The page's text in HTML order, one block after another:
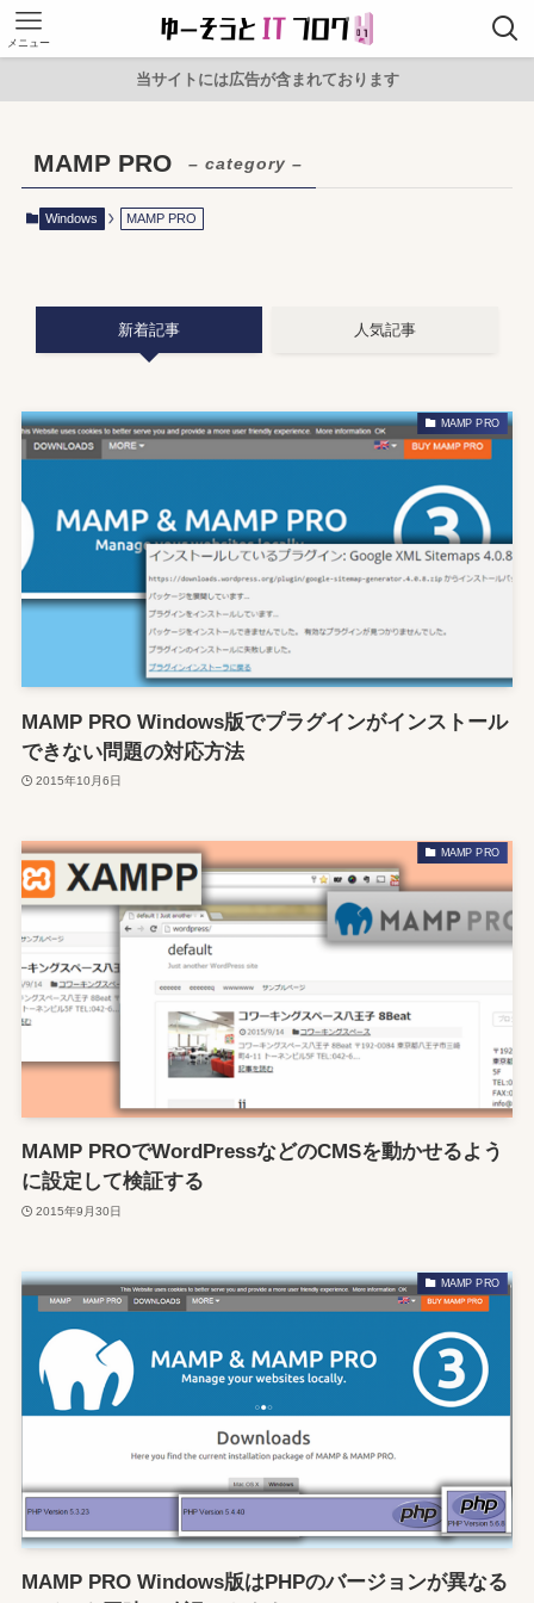
メニュー
当サイトには広告が含まれております
MAMP PRO – category –
Windows MAMP PRO
新着記事 人気記事
MAMP PRO
MAMP PRO Windows版でプラグインがインストール
できない問題の対応方法
2015年10月6日
MAMP PRO
MAMP PROでWordPressなどのCMSを動かせるよう
に設定して検証する
2015年9月30日
MAMP PRO
MAMP PRO Windows版はPHPのバージョンが異なる